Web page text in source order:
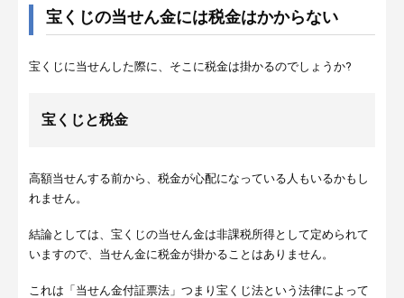
宝くじの当せん金には税金はかからない
宝くじに当せんした際に、そこに税金は掛かるのでしょうか?
宝くじと税金
高額当せんする前から、税金が心配になっている人もいるかもし
れません。
結論としては、宝くじの当せん金は非課税所得として定められて
いますので、当せん金に税金が掛かることはありません。
これは「当せん金付証票法」つまり宝くじ法という法律によって